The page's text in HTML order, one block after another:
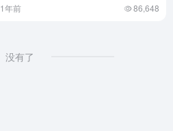
1年前 86,648
没有了